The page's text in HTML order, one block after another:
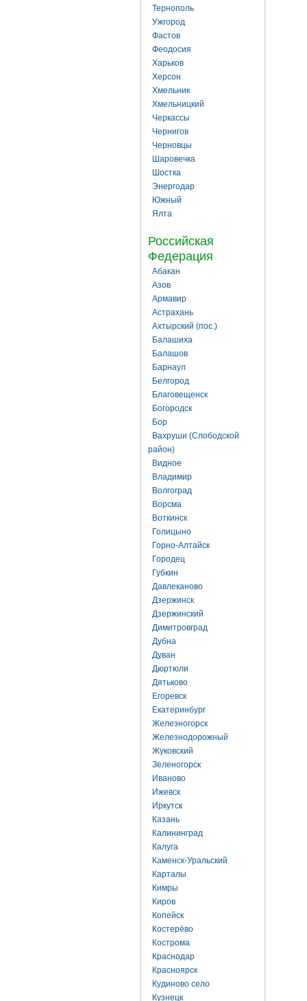
Тернополь
Ужгород
Фастов
Феодосия
Харьков
Херсон
Хмельник
Хмельницкий
Черкассы
Чернигов
Черновцы
Шаровечка
Шостка
Энергодар
Южный
Ялта
Российская
Федерация
Абакан
Азов
Армавир
Астрахань
Ахтырский (пос.)
Балашиха
Балашов
Барнаул
Белгород
Благовещенск
Богородск
Бор
Вахруши (Слободской
район)
Видное
Владимир
Волгоград
Ворсма
Воткинск
Голицыно
Горно-Алтайск
Городец
Губкин
Давлеканово
Дзержинск
Дзержинский
Димитровград
Дубна
Дуван
Дюртюли
Дятьково
Егоревск
Екатеринбург
Железногорск
Железнодорожный
Жуковский
Зеленогорск
Иваново
Ижевск
Иркутск
Казань
Калининград
Калуга
Каменск-Уральский
Карталы
Кимры
Киров
Копейск
Костерёво
Кострома
Краснодар
Красноярск
Кудиново село
Кузнецк